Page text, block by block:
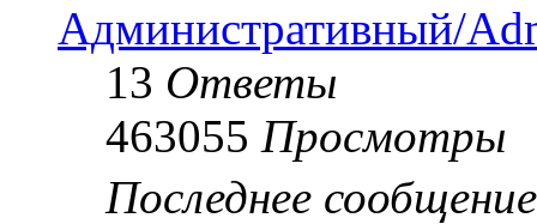
Административный/
13 Ответы
463055 Просмотры
Последнее